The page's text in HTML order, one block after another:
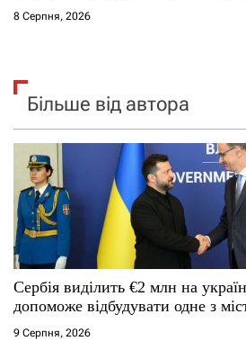
8 Серпня, 2026
Більше від автора
Сербія виділить €2 млн на
допоможе відбудувати одне з
9 Серпня, 2026